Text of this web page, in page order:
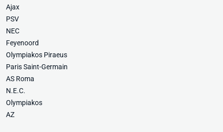
Ajax
PSV
NEC
Feyenoord
Olympiakos Piraeus
Paris Saint-Germain
AS Roma
N.E.C.
Olympiakos
AZ